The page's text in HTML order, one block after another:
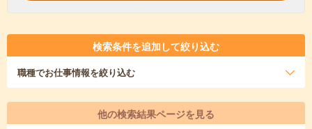
検索条件を追加して絞り込む
職種でお仕事情報を絞り込む
他の検索結果ページを見る